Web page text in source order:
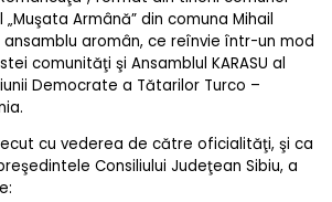
Armână” din comuna Mihail
ansamblu aromân, ce reînvie într-un mod
comunităţi şi Ansamblul KARASU al
Democrate a Tătarilor Turco –
cu vederea de către oficialităţi, şi ca
Consiliului Judeţean Sibiu, a